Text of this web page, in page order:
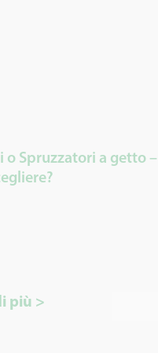
o Spruzzatori a getto –
più >